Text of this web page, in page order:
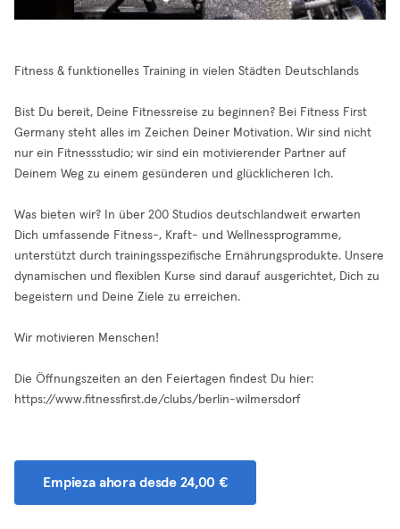
Fitness & funktionelles Training in vielen Städten Deutschlands
Bist Du bereit, Deine Fitnessreise zu beginnen? Bei Fitness First
Germany steht alles im Zeichen Deiner Motivation. Wir sind nicht
nur ein Fitnessstudio; wir sind ein motivierender Partner auf
Deinem Weg zu einem gesünderen und glücklicheren Ich.
Was bieten wir? In über 200 Studios deutschlandweit erwarten
Dich umfassende Fitness-, Kraft- und Wellnessprogramme,
unterstützt durch trainingsspezifische Ernährungsprodukte. Unsere
dynamischen und flexiblen Kurse sind darauf ausgerichtet, Dich zu
begeistern und Deine Ziele zu erreichen.
Wir motivieren Menschen!
Die Öffnungszeiten an den Feiertagen findest Du hier:
https://www.fitnessfirst.de/clubs/berlin-wilmersdorf
Empieza ahora desde 24,00 €